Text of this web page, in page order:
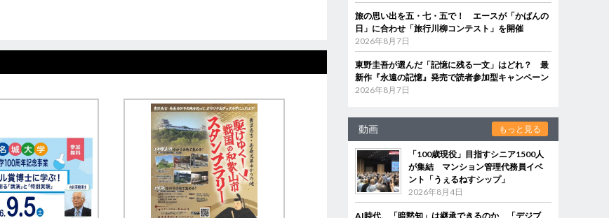
旅の思い出を五・七・五で！ エースが「かばんの
日」に合わせ「旅行川柳コンテスト」を開催
2026年8月7日
東野圭吾が選んだ「記憶に残る一文」はどれ？ 最
新作『永遠の記憶』発売で読者参加型キャンペーン
2026年8月7日
動画 もっと見る
「100歳現役」目指すシニア1500人
が集結 マンション管理代務員イベ
ント「うぇるねすシップ」
2026年8月4日
AI時代、「暗黙知」は継承できるのか 「デジブ